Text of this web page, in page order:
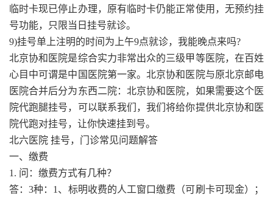
临时卡现已停止办理，原有临时卡仍能正常使用，无预约挂
号功能，只限当日挂号就诊。
9)挂号单上注明的时间为上午9点就诊，我能晚点来吗?
北京协和医院是综合实力非常出众的三级甲等医院，在百姓
心目中可谓是中国医院第一家。北京协和医院与原北京邮电
医院合并后分为东西二院：北京协和医院，如果需要这个医
院代跑腿挂号，可以联系我们，我们将给你提供北京协和医
院代跑对挂号，让你快速挂到号。
北六医院 挂号，门诊常见问题解答
一、缴费
1. 问：缴费方式有几种？
答：3种：1、标明收费的人工窗口缴费（可刷卡可现金）；